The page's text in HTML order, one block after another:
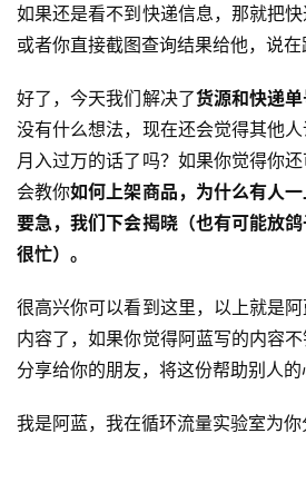
如果还是看不到快递信息，那就把快
或者你直接截图查询结果给他，说在
好了，今天我们解决了货源和快递单
没有什么想法，现在还会觉得其他
月入过万的话了吗？如果你觉得你
会教你如何上架商品，为什么有人
要急，我们下会揭晓（也有可能放
很忙）。
很高兴你可以看到这里，以上就是
内容了，如果你觉得阿蓝写的内容不
分享给你的朋友，将这份帮助别人的
我是阿蓝，我在循环流量实验室为